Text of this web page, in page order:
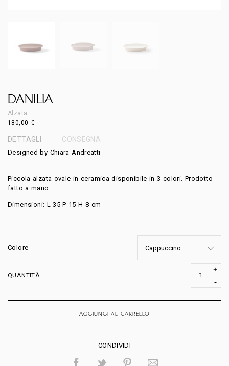
DANILIA
Alzata
180,00 €
DETTAGLI CONSEGNA
Designed by Chiara Andreatti
Piccola alzata ovale in ceramica disponibile in 3 colori. Prodotto
fatto a mano.
Dimensioni: L 35 P 15 H 8 cm
Colore
QUANTITÀ
AGGIUNGI AL CARRELLO
CONDIVIDI